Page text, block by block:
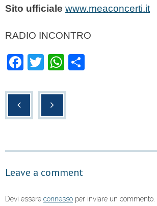
Sito ufficiale www.meaconcerti.it
RADIO INCONTRO
F
c
k
T
tt
er
W
at
Leave a comment
Devi essere connesso per inviare un commento.